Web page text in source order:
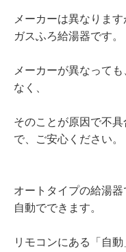
メーカーは異なりま
ガスふろ給湯器です。
メーカーが異なって
なく、
そのことが原因で不
で、ご安心ください。
オートタイプの給湯
自動でできます。
リモコンにある「自